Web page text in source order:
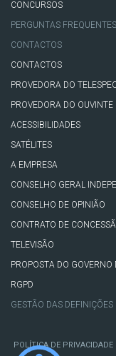
CONCURSOS
PERGUNTAS FREQUENTES
CONTACTOS
CONTACTOS
PROVEDORA DO
PROVEDORA DO OUVINTE
ACESSIBILIDADES
SATÉLITES
A EMPRESA
CONSELHO GERAL
CONSELHO DE OPINIÃO
CONTRATO DE
TELEVISÃO
PROPOSTA DO GOVERNO
RGPD
GESTÃO DAS DEFINIÇÕES
POLÍTICA DE PRIVACIDADE